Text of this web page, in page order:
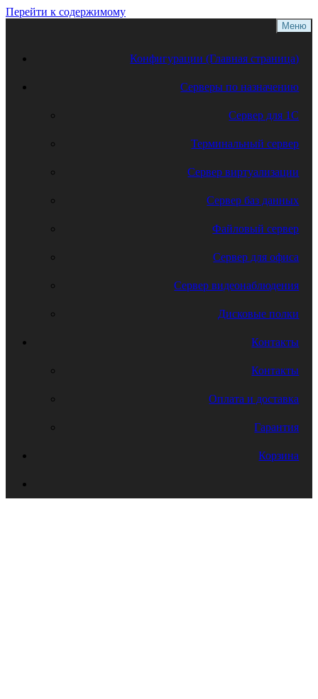
Перейти к содержимому
Меню
Конфигурации (Главная страница)
Серверы по назначению
Сервер для 1С
Терминальный сервер
Сервер виртуализации
Сервер баз данных
Файловый сервер
Сервер для офиса
Сервер видеонаблюдения
Дисковые полки
Контакты
Контакты
Оплата и доставка
Гарантия
Корзина